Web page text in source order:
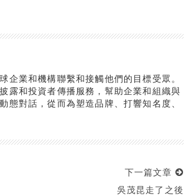
業和機構聯繫和接觸他們的目標受眾。
露和投資者傳播服務，幫助企業和組織與
對話，從而為塑造品牌、打響知名度、
下一篇文章
吳茂昆走了之後